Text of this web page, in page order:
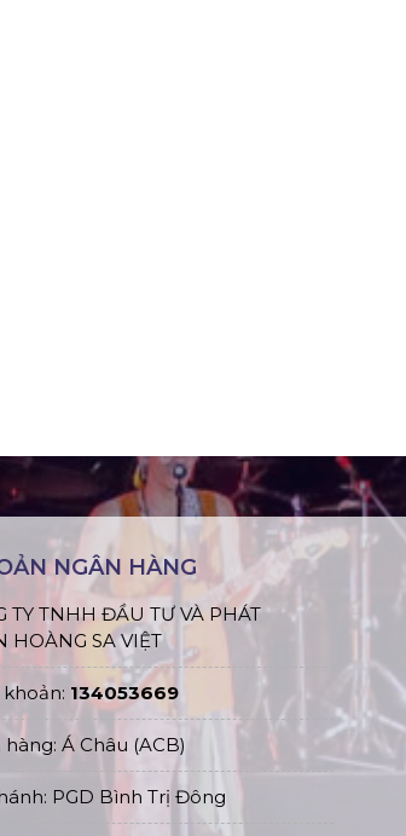
NGÂN HÀNG
TY TNHH ĐẦU TƯ VÀ PHÁT
HOÀNG SA VIỆT
khoản: 134053669
Á Châu (ACB)
PGD Bình Trị Đông